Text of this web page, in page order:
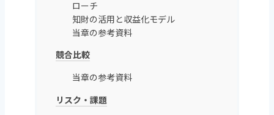
ローチ
知財の活用と収益化モデル
当章の参考資料
競合比較
当章の参考資料
リスク・課題